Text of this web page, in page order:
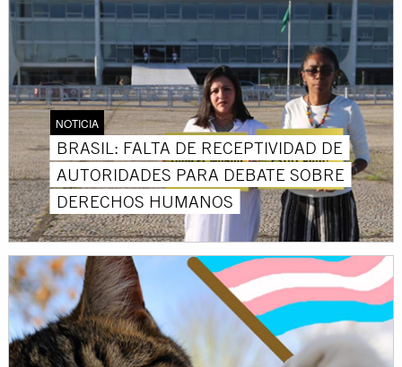
NOTICIA
BRASIL: FALTA DE RECEPTIVIDAD DE
AUTORIDADES PARA DEBATE SOBRE
DERECHOS HUMANOS